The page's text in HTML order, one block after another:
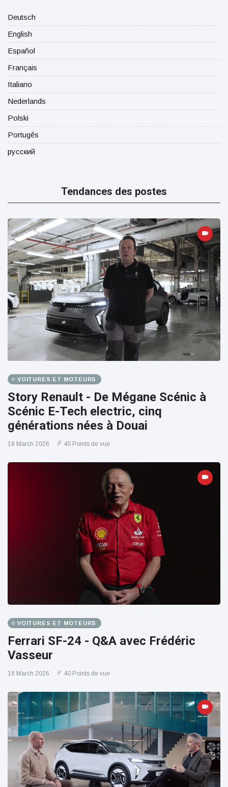
Deutsch
English
Español
Français
Italiano
Nederlands
Polski
Portugês
русский
Tendances des postes
VOITURES ET MOTEURS
Story Renault - De Mégane Scénic à
Scénic E-Tech electric, cinq
générations nées à Douai
18 March 2026 40 Points de vue
VOITURES ET MOTEURS
Ferrari SF-24 - Q&A avec Frédéric
Vasseur
18 March 2026 40 Points de vue